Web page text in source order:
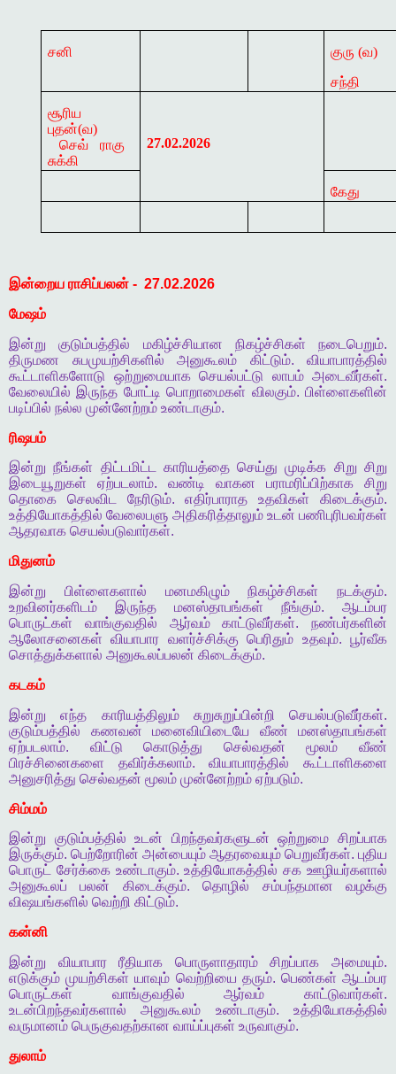
சனி குரு (வ)
சந்தி
சூரிய
புதன்(வ)
செவ் ராகு
சுக்கி
27.02.2026
கேது
இன்றைய ராசிப்பலன் - 27.02.2026
மேஷம்
இன்று
குடும்பத்தில் மகிழ்ச்சியான நிகழ்ச்சிகள் நடைபெறும்.
திருமண
சுபமுயற்சிகளில் அனுகூலம் கிட்டும். வியாபாரத்தில்
கூட்டாளிகளோடு
ஒற்றுமையாக செயல்பட்டு லாபம் அடைவீர்கள்.
வேலையில் இருந்த போட்டி பொறாமைகள் விலகும்.பிள்ளைகளின்
படிப்பில் நல்ல முன்னேற்றம் உண்டாகும்.
ரிஷபம்
இன்று நீங்கள் திட்டமிட்ட காரியத்தை செய்து முடிக்க சிறு சிறு
இடையூறுகள்
ஏற்படலாம். வண்டி வாகன பராமரிப்பிற்காக
சிறு
தொகை
செலவிட நேரிடும்.எதிர்பாராத உதவிகள் கிடைக்கும்.
உத்தியோகத்தில் வேலைபளு அதிகரித்தாலும் உடன் பணிபுரிபவர்கள்
ஆதரவாக செயல்படுவார்கள்.
மிதுனம்
இன்று
பிள்ளைகளால் மனமகிழும் நிகழ்ச்சிகள் நடக்கும்.
உறவினர்களிடம்
இருந்த மனஸ்தாபங்கள் நீங்கும். ஆடம்பர
பொருட்கள்
வாங்குவதில் ஆர்வம் காட்டுவீர்கள். நண்பர்களின்
ஆலோசனைகள்
வியாபார வளர்ச்சிக்கு பெரிதும் உதவும்.பூர்வீக
சொத்துக்களால் அனுகூலப்பலன் கிடைக்கும்.
கடகம்
இன்று
எந்த காரியத்திலும் சுறுசுறுப்பின்றி செயல்படுவீர்கள்.
குடும்பத்தில்
கணவன் மனைவியிடையே வீண்
மனஸ்தாபங்கள்
ஏற்படலாம். விட்டு கொடுத்து செல்வதன் மூலம்
வீண்
பிரச்சினைகளை
தவிர்க்கலாம்.வியாபாரத்தில்
கூட்டாளிகளை
அனுசரித்து செல்வதன் மூலம் முன்னேற்றம் ஏற்படும்.
சிம்மம்
இன்று
குடும்பத்தில் உடன் பிறந்தவர்களுடன் ஒற்றுமை சிறப்பாக
இருக்கும். பெற்றோரின் அன்பையும் ஆதரவையும் பெறுவீர்கள். புதிய
பொருட் சேர்க்கை உண்டாகும்.உத்தியோகத்தில் சக ஊழியர்களால்
அனுகூலப்
பலன் கிடைக்கும்.தொழில் சம்பந்தமான
வழக்கு
விஷயங்களில் வெற்றி கிட்டும்.
கன்னி
இன்று
வியாபார ரீதியாக பொருளாதாரம் சிறப்பாக அமையும்.
எடுக்கும் முயற்சிகள் யாவும் வெற்றியை தரும். பெண்கள் ஆடம்பர
பொருட்கள்
வாங்குவதில் ஆர்வம் காட்டுவார்கள்.
உடன்பிறந்தவர்களால்
அனுகூலம் உண்டாகும்.உத்தியோகத்தில்
வருமானம் பெருகுவதற்கான வாய்ப்புகள் உருவாகும்.
துலாம்